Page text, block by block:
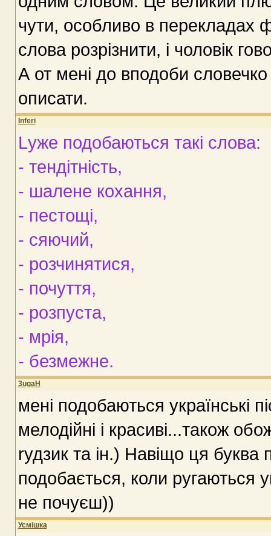
чути, особливо в перекладах
слова розрізнити, і чоловік
А от мені до вподоби
описати.
Inferi
Lуже подобаються такі слова:
- тендітність,
- шалене кохання,
- пестощі,
- сяючий,
- розчинятися,
- почуття,
- розпуста,
- мрія,
- безмежне.
3ugaH
мені подобаються українські
мелодійні і красиві...також
rудзик та ін.) Навіщо ця
подобається, коли ругаються
не почуєш))
Усмішка